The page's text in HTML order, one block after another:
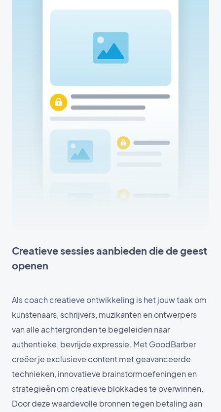
Creatieve sessies aanbieden die de geest
openen
Als coach creatieve ontwikkeling is het jouw taak om
kunstenaars, schrijvers, muzikanten en ontwerpers
van alle achtergronden te begeleiden naar
authentieke, bevrijde expressie. Met GoodBarber
creëer je exclusieve content met geavanceerde
technieken, innovatieve brainstormoefeningen en
strategieën om creatieve blokkades te overwinnen.
Door deze waardevolle bronnen tegen betaling aan